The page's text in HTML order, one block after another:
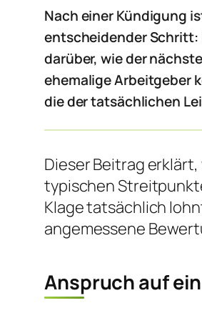
Nach einer Kündigung
entscheidender Schritt:
darüber, wie der
ehemalige Arbeitgeber
die der tatsächlichen
Dieser Beitrag
typischen
Klage tatsächlich
angemessene
Anspruch auf